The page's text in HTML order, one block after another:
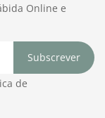
Online e
Subscrever
de